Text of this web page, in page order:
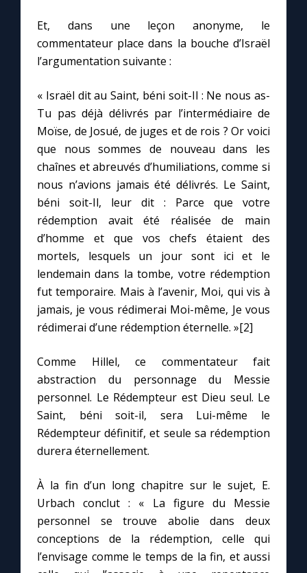
Une Minute avec Marie
Une neuvaine
À la une
1000 Raisons de Croire
Chapelet pour le monde
Contact
Faire un don
Marie de Nazareth
Et, dans une leçon anonyme, le
commentateur place dans la bouche d’Israël
l’argumentation suivante :
« Israël dit au Saint, béni soit-Il : Ne nous as-
Tu pas déjà délivrés par l’intermédiaire de
Moïse, de Josué, de juges et de rois ? Or voici
que nous sommes de nouveau dans les
chaînes et abreuvés d’humiliations, comme si
nous n’avions jamais été délivrés. Le Saint,
béni soit-Il, leur dit : Parce que votre
rédemption avait été réalisée de main
d’homme et que vos chefs étaient des
mortels, lesquels un jour sont ici et le
lendemain dans la tombe, votre rédemption
fut temporaire. Mais à l’avenir, Moi, qui vis à
jamais, je vous rédimerai Moi-même, Je vous
rédimerai d’une rédemption éternelle. »[2]
Comme Hillel, ce commentateur fait
abstraction du personnage du Messie
personnel. Le Rédempteur est Dieu seul. Le
Saint, béni soit-il, sera Lui-même le
Rédempteur définitif, et seule sa rédemption
durera éternellement.
À la fin d’un long chapitre sur le sujet, E.
Urbach conclut : « La figure du Messie
personnel se trouve abolie dans deux
conceptions de la rédemption, celle qui
l’envisage comme le temps de la fin, et aussi